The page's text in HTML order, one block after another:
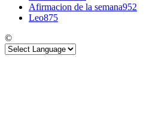
Afirmacion de la semana952
Leo875
©